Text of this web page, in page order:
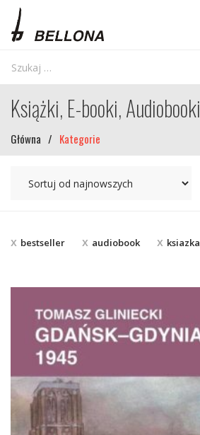
Książki, E-booki, Audiobooki
Główna / Kategorie
bestseller audiobook ksiazka